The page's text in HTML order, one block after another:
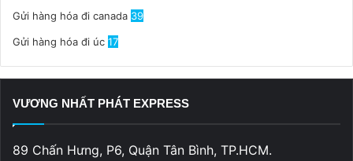
Gửi hàng hóa đi canada 39
Gửi hàng hóa đi úc 17
VƯƠNG NHẤT PHÁT EXPRESS
89 Chấn Hưng, P6, Quận Tân Bình, TP.HCM.